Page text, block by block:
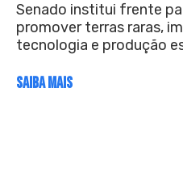
Senado institui frente
promover terras raras,
tecnologia e produção
SAIBA MAIS